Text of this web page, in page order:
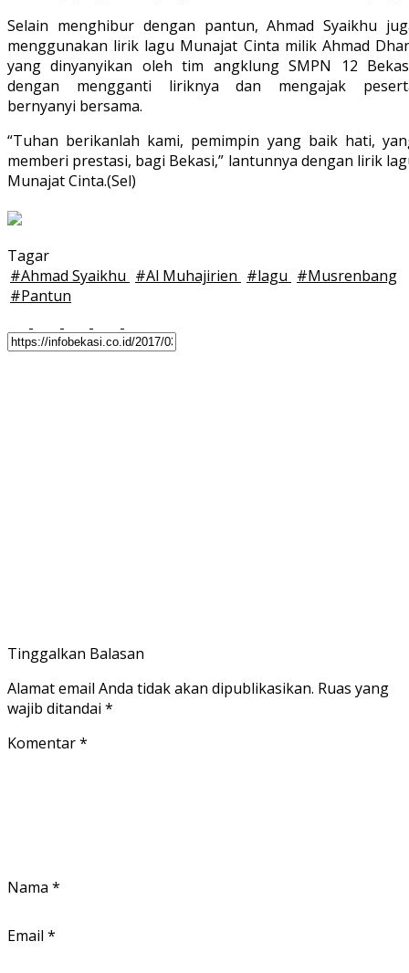
Selain menghibur dengan pantun, Ahmad Syaikhu
menggunakan lirik lagu Munajat Cinta milik Ahmad
yang dinyanyikan oleh tim angklung SMPN 12
dengan mengganti liriknya dan mengajak
bernyanyi bersama.
“Tuhan berikanlah kami, pemimpin yang baik hati,
memberi prestasi, bagi Bekasi,” lantunnya dengan lirik
Munajat Cinta.(Sel)
Tagar
#Ahmad Syaikhu #Al Muhajirien #lagu #Musrenbang
#Pantun
Tinggalkan Balasan
Alamat email Anda tidak akan dipublikasikan. Ruas yang
wajib ditandai *
Komentar*
Nama *
Email *